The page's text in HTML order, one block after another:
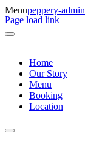
Skip
to
content
Menupeppery-admin
Page load link
Home
Our Story
Menu
Booking
Location